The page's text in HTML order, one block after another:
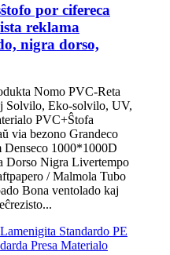
por cifereca
reklama
nigra dorso,
Nomo PVC-Reta
Solvilo, Eko-solvilo, UV,
PVC+Ŝtofa
via bezono Grandeco
Denseco 1000*1000D
Dorso Nigra Livertempo
/ Malmola Tubo
Bona ventolado kaj